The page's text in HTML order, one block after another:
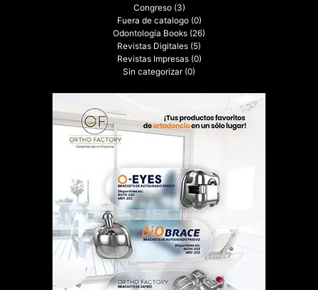
Congreso (3)
Fuera de catalogo (0)
Odontología Books (26)
Revistas Digitales (5)
Revistas Impresas (0)
Sin categorizar (0)